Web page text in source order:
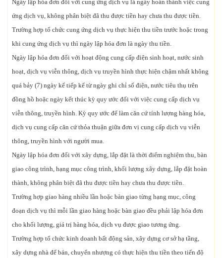
Ngày lập hóa đơn đối với cung ứng dịch vụ là ngày hoàn thành việc cung
ứng dịch vụ, không phân biệt đã thu được tiền hay chưa thu được tiền.
Trường hợp tổ chức cung ứng dịch vụ thực hiện thu tiền trước hoặc trong
khi cung ứng dịch vụ thì ngày lập hóa đơn là ngày thu tiền.
Ngày lập hóa đơn đối với hoạt động cung cấp điện sinh hoạt, nước sinh
hoạt, dịch vụ viễn thông, dịch vụ truyền hình thực hiện chậm nhất không
quá bảy (7) ngày kế tiếp kể từ ngày ghi chỉ số điện, nước tiêu thụ trên
đồng hồ hoặc ngày kết thúc kỳ quy ước đối với việc cung cấp dịch vụ
viễn thông, truyền hình. Kỳ quy ước để làm căn cứ tính lượng hàng hóa,
dịch vụ cung cấp căn cứ thỏa thuận giữa đơn vị cung cấp dịch vụ viễn
thông, truyền hình với người mua.
Ngày lập hóa đơn đối với xây dựng, lắp đặt là thời điểm nghiệm thu, bàn
giao công trình, hạng mục công trình, khối lượng xây dựng, lắp đặt hoàn
thành, không phân biệt đã thu được tiền hay chưa thu được tiền.
Trường hợp giao hàng nhiều lần hoặc bàn giao từng hạng mục, công
đoạn dịch vụ thì mỗi lần giao hàng hoặc bàn giao đều phải lập hóa đơn
cho khối lượng, giá trị hàng hóa, dịch vụ được giao tương ứng.
Trường hợp tổ chức kinh doanh bất động sản, xây dựng cơ sở hạ tầng,
xây dựng nhà để bán, chuyển nhượng có thực hiện thu tiền theo tiến độ